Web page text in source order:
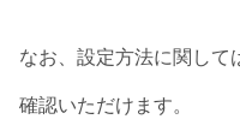
なお、設定方法に関して
確認いただけます。